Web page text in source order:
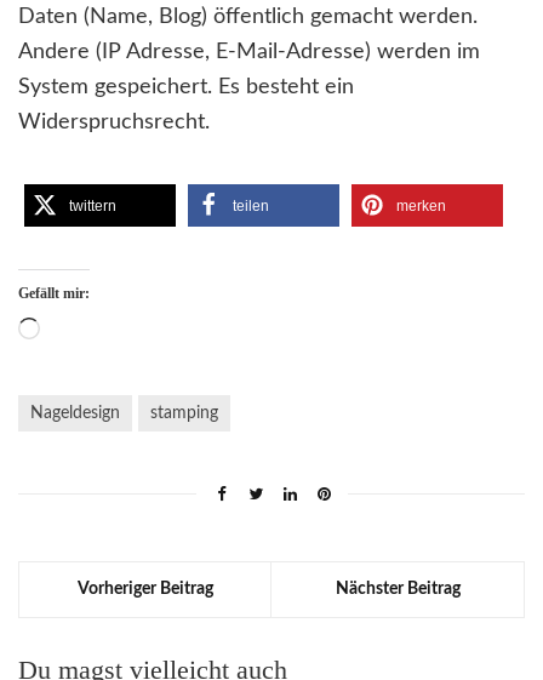
Daten (Name, Blog) öffentlich gemacht werden.
Andere (IP Adresse, E-Mail-Adresse) werden im
System gespeichert. Es besteht ein
Widerspruchsrecht.
twittern teilen merken
Gefällt mir:
Wird
Nageldesign stamping
Vorheriger Beitrag Nächster Beitrag
Du magst vielleicht auch